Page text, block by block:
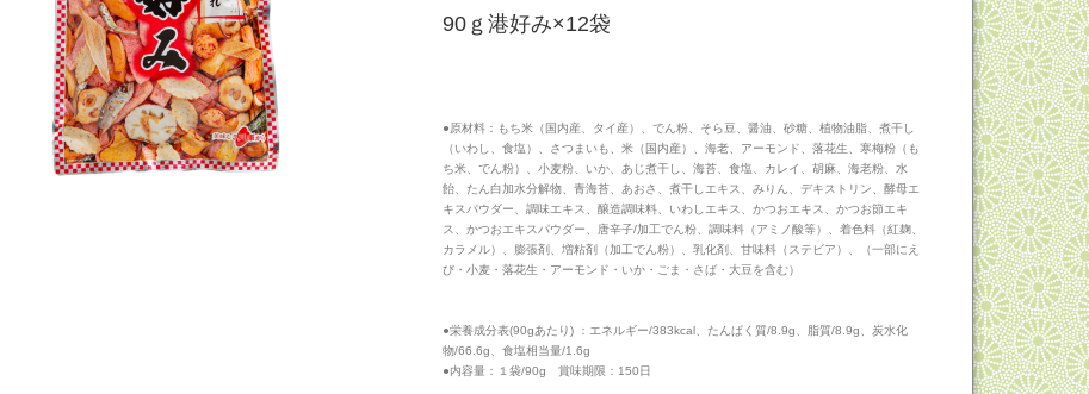
90ｇ港好み×12袋
●原材料：もち米（国内産、タイ産）、でん粉、そら豆、醤油、砂糖、植物油脂、煮干し
（いわし、食塩）、さつまいも、米（国内産）、海老、アーモンド、落花生、寒梅粉（も
ち米、でん粉）、小麦粉、いか、あじ煮干し、海苔、食塩、カレイ、胡麻、海老粉、水
飴、たん白加水分解物、青海苔、あおさ、煮干しエキス、みりん、デキストリン、酵母エ
キスパウダー、調味エキス、醸造調味料、いわしエキス、かつおエキス、かつお節エキ
ス、かつおエキスパウダー、唐辛子/加工でん粉、調味料（アミノ酸等）、着色料（紅麹、
カラメル）、膨張剤、増粘剤（加工でん粉）、乳化剤、甘味料（ステビア）、（一部にえ
び・小麦・落花生・アーモンド・いか・ごま・さば・大豆を含む）
●栄養成分表(90gあたり) ：エネルギー/383kcal、たんぱく質/8.9g、脂質/8.9g、炭水化
物/66.6g、食塩相当量/1.6g
●内容量：１袋/90g 賞味期限：150日